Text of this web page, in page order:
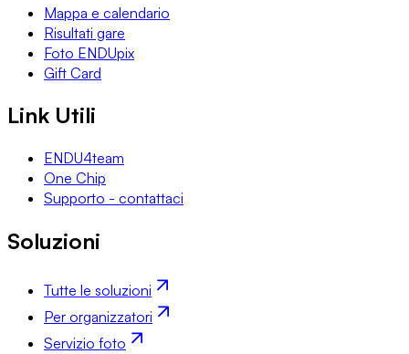
Mappa e calendario
Risultati gare
Foto ENDUpix
Gift Card
Link Utili
ENDU4team
One Chip
Supporto - contattaci
Soluzioni
Tutte le soluzioni
Per organizzatori
Servizio foto